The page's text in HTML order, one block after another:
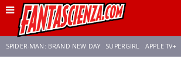
SPIDER-MAN: BRAND NEW DAY SUPERGIRL APPLE TV+